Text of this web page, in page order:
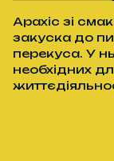
Арахіс зі
закуска до
перекуса. У
необхідних